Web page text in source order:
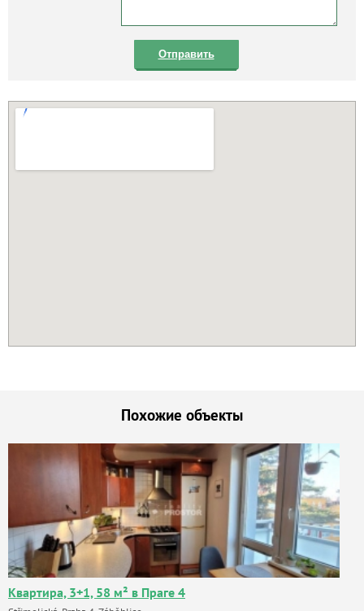
Отправить
Похожие объекты
Квартира, 3+1, 58 м² в Праге 4